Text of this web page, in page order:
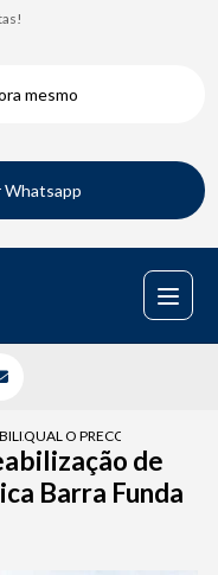
mesmo
Whatsapp
PARA TELHADO
QUAL O PRECO DE
de
Barra Funda